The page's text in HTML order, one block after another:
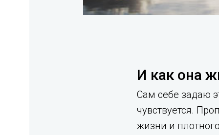
И как она
Сам себе задаю
чувствуется.
жизни и